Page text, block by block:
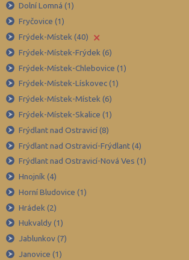
České Budějovice (173)
Český Krumlov (49)
Děčín (106)
Domažlice (49)
Frýdek-Místek (164)
Hodonín (119)
Hradec Králové (139)
Cheb (61)
Chomutov (65)
Jablonec nad Nisou (67)
Jeseník (42)
Jičín (75)
Dolní Lomná (1)
Fryčovice (1)
Frýdek-Místek (40)
×
Frýdek-Místek-Frýdek (6)
Frýdek-Místek-Chlebovice (1)
Frýdek-Místek-Lískovec (1)
Frýdek-Místek-Místek (6)
Frýdek-Místek-Skalice (1)
Frýdlant nad Ostravicí (8)
Frýdlant nad Ostravicí-Frýdlant (4)
Frýdlant nad Ostravicí-Nová Ves (1)
Hnojník (4)
Horní Bludovice (1)
Hrádek (2)
Hukvaldy (1)
Jablunkov (7)
Janovice (1)